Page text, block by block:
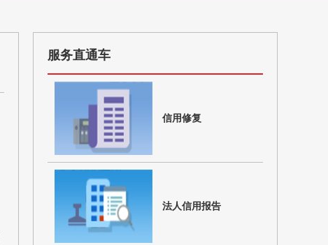
服务直通车
信用修复
法人信用报告